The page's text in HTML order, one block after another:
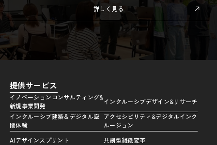
詳しく見る
提供サービス
イノベーションコンサルティング&
新規事業開発
インクルーシブデザイン&リサーチ
インクルーシブ建築＆デジタル空
間体験
アクセシビリティ&デジタルインク
ルージョン
AIデザインスプリント
共創型組織変革